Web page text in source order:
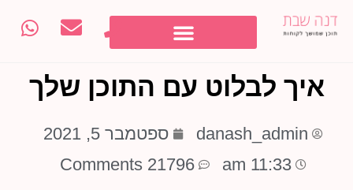
איך לבלוט עם התוכן שלך
danash_admin
ספטמבר 5, 2021
11:33 am
21796 Comments